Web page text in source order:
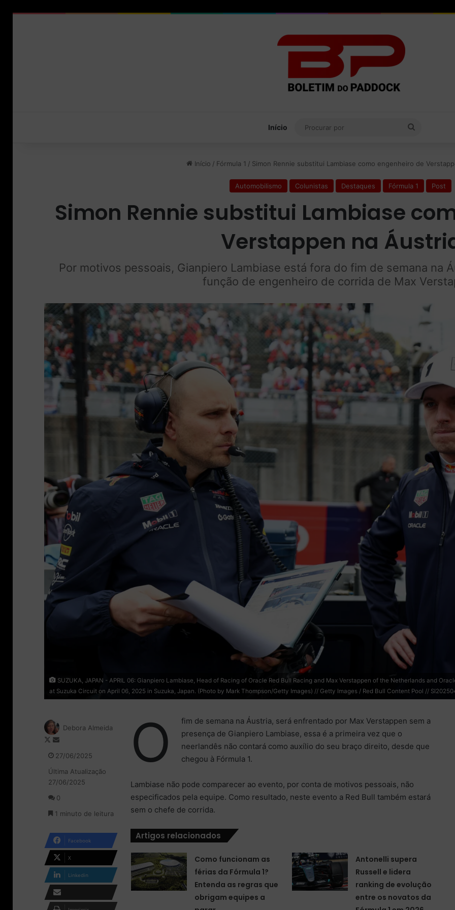
Início
Início / Fórmula 1 / Simon Rennie substitui Lambiase como engenheiro de
Automobilismo Colunistas Destaques Fórmula 1 Post
Simon Rennie substitui Lambiase
Verstappen na
Por motivos pessoais, Gianpiero Lambiase está fora do fim de semana na
função de engenheiro de corrida de Max
SUZUKA, JAPAN - APRIL 06: Gianpiero Lambiase, Head of Racing of Oracle Red Bull Racing and Max Verstappen of the Netherlands and
at Suzuka Circuit on April 06, 2025 in Suzuka, Japan. (Photo by Mark Thompson/Getty Images) // Getty Images / Red Bull Content Pool //
O
fim de semana na Áustria, será enfrentado por Max Verstappen sem a
presença de Gianpiero Lambiase, essa é a primeira vez que o
neerlandês não contará como auxílio do seu braço direito, desde que
chegou à Fórmula 1.
Lambiase não pode comparecer ao evento, por conta de motivos pessoais, não
especificados pela equipe. Como resultado, neste evento a Red Bull também estará
sem o chefe de corrida.
Artigos relacionados
Como funcionam as
férias da Fórmula 1?
Entenda as regras que
obrigam equipes a
Antonelli supera
Russell e lidera
ranking de evolução
entre os novatos da
Debora Almeida
F
l
o
n
d
e
e
a
i
l
27/06/2025
Última Atualização
27/06/2025
0
1 minuto de leitura
Facebook
X
Linkedin
Compartilhar via e-